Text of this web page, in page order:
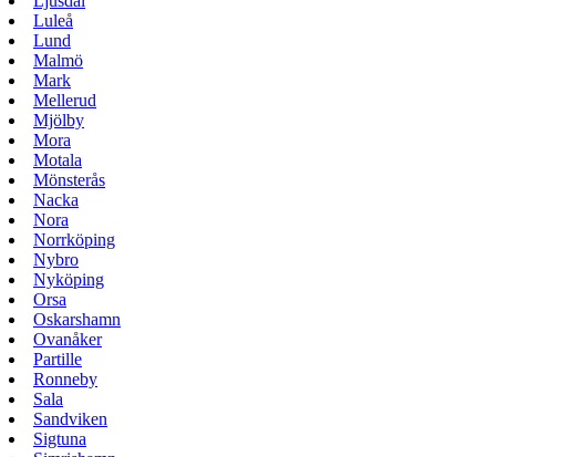
Luleå
Lund
Malmö
Mark
Mellerud
Mjölby
Mora
Motala
Mönsterås
Nacka
Nora
Norrköping
Nybro
Nyköping
Orsa
Oskarshamn
Ovanåker
Partille
Ronneby
Sala
Sandviken
Sigtuna